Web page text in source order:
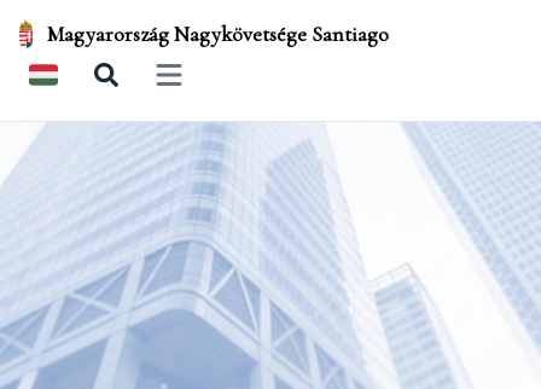
Magyarország Nagykövetsége Santiago
Open main menu